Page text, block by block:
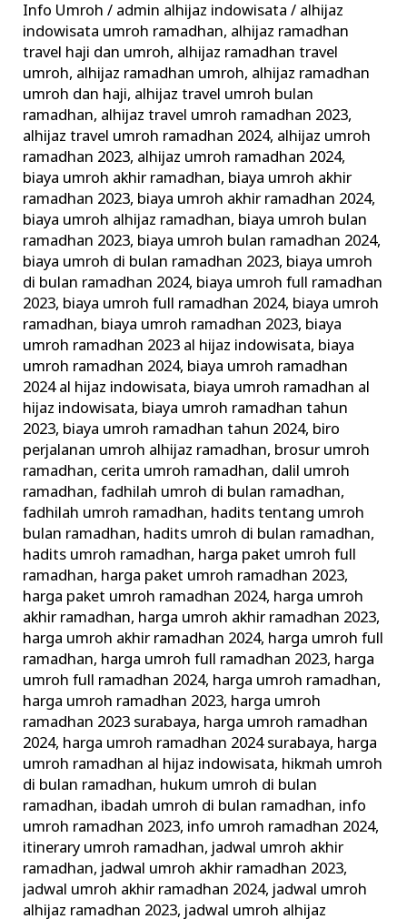
Info Umroh / admin alhijaz indowisata/ alhijaz
indowisata umroh ramadhan, alhijaz ramadhan
travel haji dan umroh, alhijaz ramadhan travel
umroh, alhijaz ramadhan umroh, alhijaz ramadhan
umroh dan haji, alhijaz travel umroh bulan
ramadhan, alhijaz travel umroh ramadhan 2023,
alhijaz travel umroh ramadhan 2024, alhijaz umroh
ramadhan 2023, alhijaz umroh ramadhan 2024,
biaya umroh akhir ramadhan, biaya umroh akhir
ramadhan 2023, biaya umroh akhir ramadhan 2024,
biaya umroh alhijaz ramadhan, biaya umroh bulan
ramadhan 2023, biaya umroh bulan ramadhan 2024,
biaya umroh di bulan ramadhan 2023, biaya umroh
di bulan ramadhan 2024, biaya umroh full ramadhan
2023, biaya umroh full ramadhan 2024, biaya umroh
ramadhan, biaya umroh ramadhan 2023, biaya
umroh ramadhan 2023 al hijaz indowisata, biaya
umroh ramadhan 2024, biaya umroh ramadhan
2024 al hijaz indowisata, biaya umroh ramadhan al
hijaz indowisata, biaya umroh ramadhan tahun
2023, biaya umroh ramadhan tahun 2024, biro
perjalanan umroh alhijaz ramadhan, brosur umroh
ramadhan, cerita umroh ramadhan, dalil umroh
ramadhan,fadhilah umroh di bulan ramadhan,
fadhilah umroh ramadhan, hadits tentang umroh
bulan ramadhan, hadits umroh di bulan ramadhan,
hadits umroh ramadhan, harga paket umroh full
ramadhan, harga paket umroh ramadhan 2023,
harga paket umroh ramadhan 2024, harga umroh
akhir ramadhan, harga umroh akhir ramadhan 2023,
harga umroh akhir ramadhan 2024, harga umroh full
ramadhan, harga umroh full ramadhan 2023, harga
umroh full ramadhan 2024, harga umroh ramadhan,
harga umroh ramadhan 2023, harga umroh
ramadhan 2023 surabaya, harga umroh ramadhan
2024, harga umroh ramadhan 2024 surabaya, harga
umroh ramadhan al hijaz indowisata, hikmah umroh
di bulan ramadhan, hukum umroh di bulan
ramadhan, ibadah umroh di bulan ramadhan, info
umroh ramadhan 2023, info umroh ramadhan 2024,
itinerary umroh ramadhan, jadwal umroh akhir
ramadhan, jadwal umroh akhir ramadhan 2023,
jadwal umroh akhir ramadhan 2024, jadwal umroh
alhijaz ramadhan 2023, jadwal umroh alhijaz